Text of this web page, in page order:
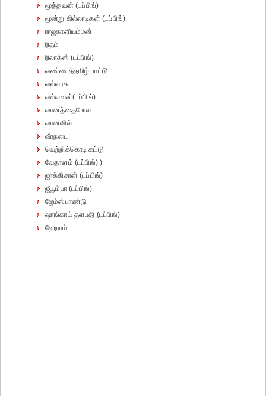
மூத்தவன் (டப்பிங்)
மூன்று கில்லாடிகள் (டப்பிங்)
ராஜகாளியம்மன்
ரிதம்
ரிலாக்ஸ் (டப்பிங்)
வண்ணத்தமிழ் பாட்டு
வல்லரசு
வல்லவன்(டப்பிங்)
வானத்தைபோல
வானவில்
வீரநடை
வெற்றிக்கொடி கட்டு
வேதாளம் (டப்பிங்) )
ஜாக்கிசான் (டப்பிங்)
ஜீபூம்பா (டப்பிங்)
ஜேம்ஸ்பாண்டு
ஷாங்காய் தளபதி (டப்பிங்)
ஹேராம்